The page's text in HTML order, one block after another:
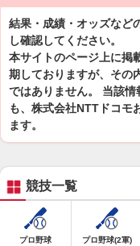
結果・成績・オッズなど
し確認してください。
本サイトのページ上に掲
期しておりますが、その
ではありません。 当該
も、株式会社NTTドコモ
ます。
競技一覧
プロ野球 プロ野球(2軍)